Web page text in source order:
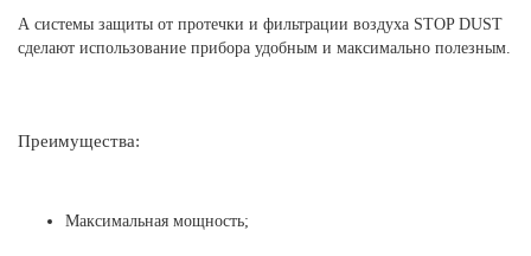
А системы защиты от протечки и фильтрации воздуха STOP DUST
сделают использование прибора удобным и максимально полезным.
Преимущества:
Максимальная мощность;